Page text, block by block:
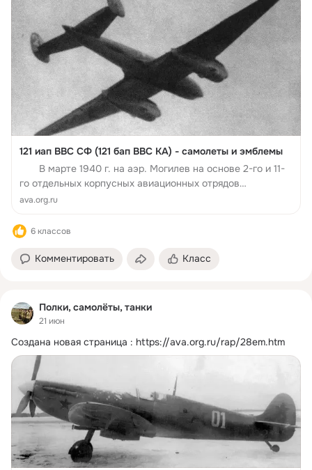
121 иап ВВС СФ (121 бап ВВС КА) - самолеты и эмблемы
В марте 1940 г. на аэр. Могилев на основе 2-го и 11-
го отдельных корпусных авиационных отрядов
(сформированы в составе БОВО к июню 1938 г.) ЗапОВО
ava.org.ru
6 классов
Комментировать Класс
Полки, самолёты, танки
21 июн
Создана новая страница : https://ava.org.ru/rap/28em.htm